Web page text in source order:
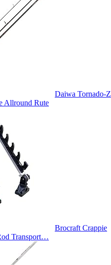
Daiwa Tornado-Z
Allround Rute
Brocraft Crappie
Transport…